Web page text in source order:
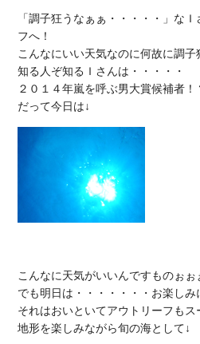
「調子狂うなぁぁ・・・・・」な
フへ！
こんなにいい天気なのに何故に調子
知る人ぞ知るＩさんは・・・・・
２０１４年嵐を呼ぶ男大賞候補者！
こんなに天気がいいんですものぉぉ
でも明日は・・・・・・・お楽しみ
それはおいといてアウトリーフもス